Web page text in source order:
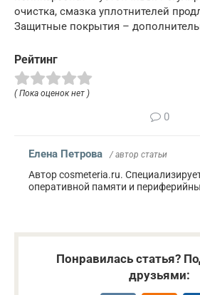
очистка, смазка уплотнителей
Защитные покрытия –
Рейтинг
( Пока оценок нет )
0
Елена Петрова / автор статьи
Автор cosmeteria.ru.
оперативной памяти и
Понравилась статья?
друзьями: